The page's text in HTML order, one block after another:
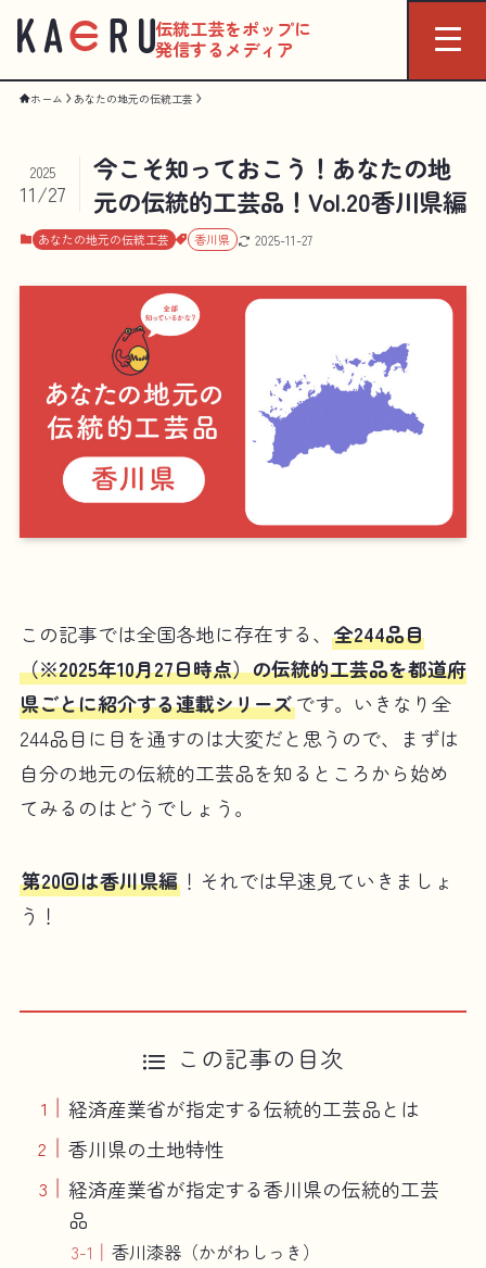
伝統工芸をポップに
発信するメディア
ホーム あなたの地元の伝統工芸
今こそ知っておこう！あなたの地
元の伝統的工芸品！Vol.20香川県編
2025
11/27
あなたの地元の伝統工芸 香川県 2025-11-27
この記事では全国各地に存在する、 全244品目
（※2025年10月27日時点）の伝統的工芸品を都道府
県ごとに紹介する連載シリーズです。いきなり全
244品目に目を通すのは大変だと思うので、まずは
自分の地元の伝統的工芸品を知るところから始め
てみるのはどうでしょう。
第20回は香川県編！それでは早速見ていきましょ
う！
この記事の目次
経済産業省が指定する伝統的工芸品とは
香川県の土地特性
経済産業省が指定する香川県の伝統的工芸
品
香川漆器（かがわしっき）